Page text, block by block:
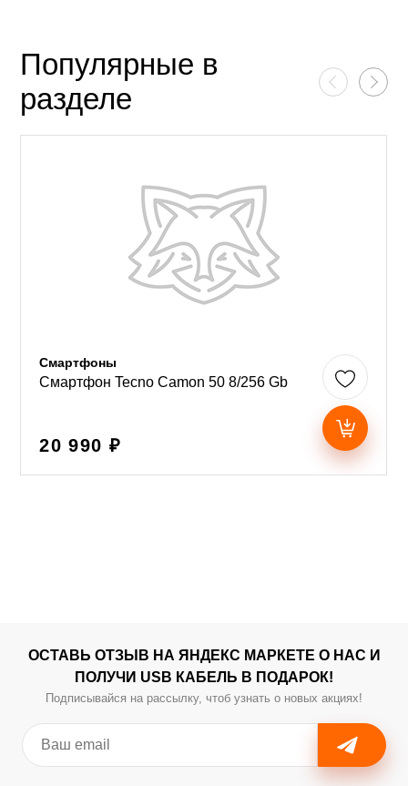
Популярные в
разделе
Смартфоны
Смартфон Tecno Camon 50 8/256 Gb
20 990 ₽
ОСТАВЬ ОТЗЫВ НА ЯНДЕКС МАРКЕТЕ О НАС И
ПОЛУЧИ USB КАБЕЛЬ В ПОДАРОК!
Подписывайся на рассылку, чтоб узнать о новых акциях!